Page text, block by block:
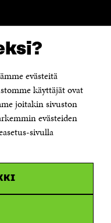
evästeitä
käyttäjät ovat
joitakin sivuston
evästeiden
sivulla